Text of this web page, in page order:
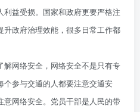
益受损。国家和政府更要严格注
政府治理效能，很多日常工作都
网络安全，网络安全不是只有专
参与交通的人都要注意交通安
网络安全。党员干部是人民的带